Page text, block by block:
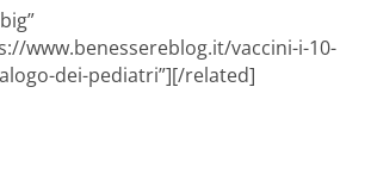
www.benessereblog.it/vaccini-i-10-
dei-pediatri”][/related]